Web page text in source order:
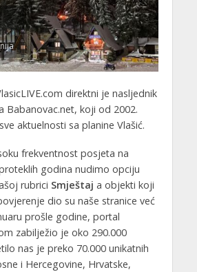
direktni je nasljednik
Babanovac.net, koji od 2002.
aktuelnosti sa planine Vlašić.
frekventnost posjeta na
godina nudimo opciju
rubrici Smještaj a objekti koji
dio su naše stranice već
prošle godine, portal
zabilježio je oko 290.000
nas je preko 70.000 unikatnih
i Hercegovine, Hrvatske,